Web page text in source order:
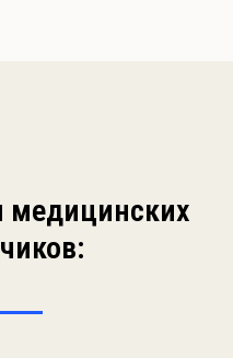
медицинских